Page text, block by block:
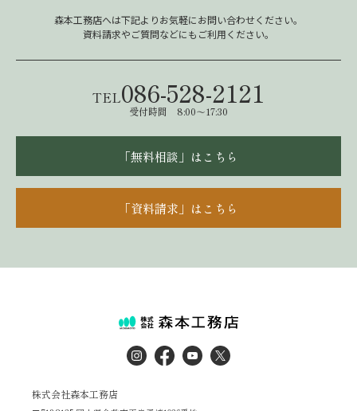
森本工務店へは下記よりお気軽にお問い合わせください。
資料請求やご質問などにもご利用ください。
TEL086-528-2121
受付時間 8:00～17:30
「無料相談」はこちら
「資料請求」はこちら
株式会社森本工務店